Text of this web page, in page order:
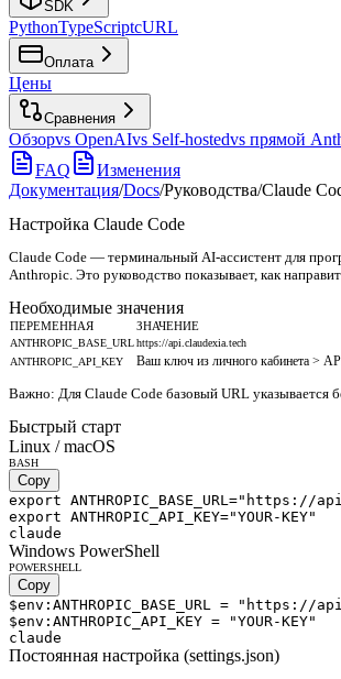
SDK
PythonTypeScriptcURL
Оплата
Цены
Сравнения
Обзорvs OpenAIvs Self-hostedvs прямой
FAQ
Изменения
Документация/Docs/Руководства/Claude
Настройка Claude Code
Claude Code — терминальный AI-ассистент для
Anthropic. Это руководство показывает, как
Необходимые значения
ПЕРЕМЕННАЯ ЗНАЧЕНИЕ
ANTHROPIC_BASE_URLhttps://api.claudexia.tech
ANTHROPIC_API_KEY
Ваш ключ из личного кабинета >
Важно: Для Claude Code базовый URL указывается
Быстрый старт
Linux / macOS
BASH
Copy
export
export ANTHROPIC_API_KEY="YOUR-KEY"
claude
Windows PowerShell
POWERSHELL
Copy
$env:ANTHROPIC_BASE_URL =
$env:ANTHROPIC_API_KEY = "YOUR-KEY"
claude
Постоянная настройка (settings.json)